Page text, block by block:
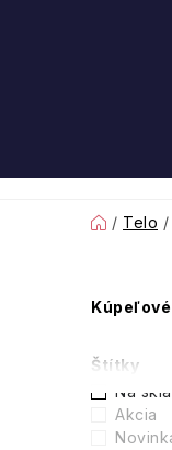
Domov
/ Telo /
B
o
č
Štítky
Na
Akcia